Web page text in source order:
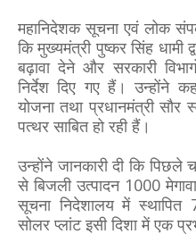
महानिदेशक सूचना एवं लोक
कि मुख्यमंत्री पुष्कर सिंह धामी
बढ़ावा देने और सरकारी
निर्देश दिए गए हैं। उन्होंने
योजना तथा प्रधानमंत्री सौर
पत्थर साबित हो रही हैं।
उन्होंने जानकारी दी कि पिछले
से बिजली उत्पादन 1000
सूचना निदेशालय में स्थापित
सोलर प्लांट इसी दिशा में एक